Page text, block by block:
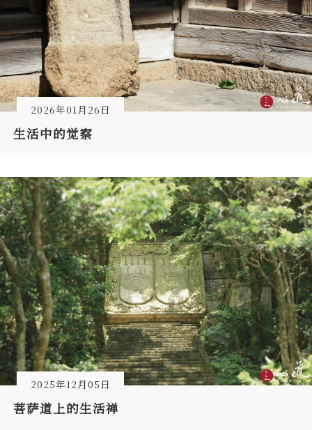
2026年01月26日
生活中的觉察
2025年12月05日
菩萨道上的生活禅